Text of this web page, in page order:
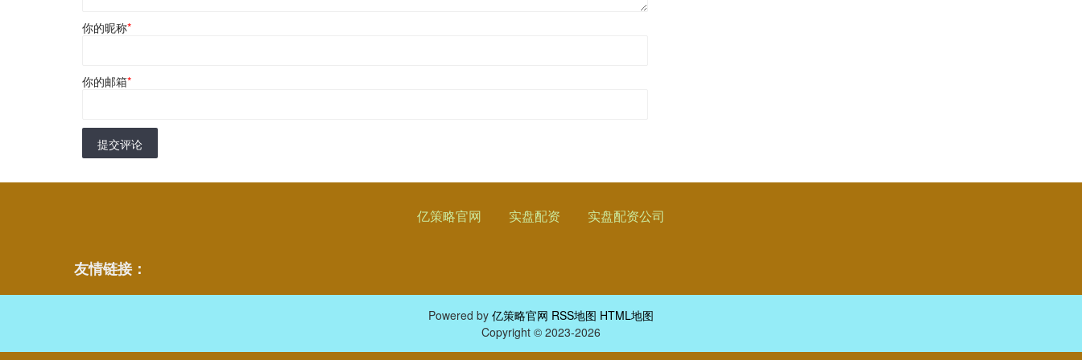
你的昵称*
你的邮箱*
提交评论
亿策略官网 实盘配资 实盘配资公司
友情链接：
Powered by 亿策略官网 RSS地图 HTML地图
Copyright © 2023-2026